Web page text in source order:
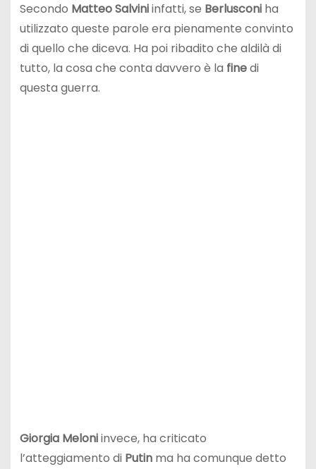
Secondo Matteo Salviniinfatti, se Berlusconiha
utilizzato queste parole era pienamente convinto
di quello che diceva. Ha poi ribadito che aldilà di
tutto, la cosa che conta davvero è la finedi
questa guerra.
Giorgia Meloniinvece, ha criticato
l’atteggiamento di Putinma ha comunque detto